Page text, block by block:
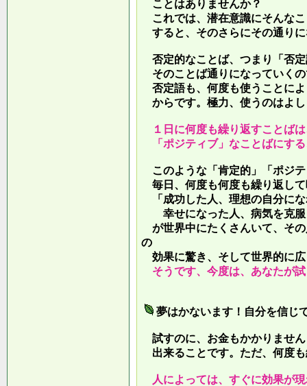
ことはありませんか？
これでは、潜在意識にそんな
すると、そのさらにその通り
否定的なことば、つまり「否
そのことば通りになっていく
否定語も、何度も使うことに
からです。極力、使うのはよ
１日に何度も繰り返すことば
「ポジティブ」なことばにす
このような「肯定的」「ポジ
毎日、何度も何度も繰り返し
「成功した人、理想の自分に
幸せになった人、病気を克服
が世界中にたくさんいて、そ
の
効果に驚き、そして世界的に
そうです、今度は、あなたが
夢はかないます！自分を信じ
試すのに、お金もかかりませ
出来ることです。ただ、何度
人によっては、すぐに効果が